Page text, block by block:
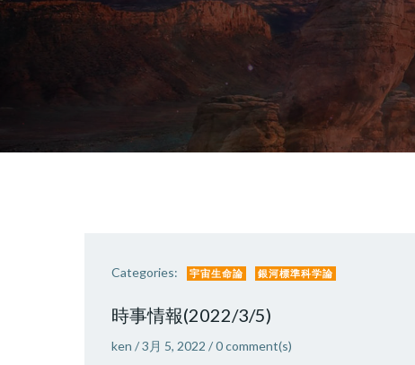
Categories: 宇宙生命論 銀河標準科学論
時事情報(2022/3/5)
ken /3月 5, 2022 /0comment(s)